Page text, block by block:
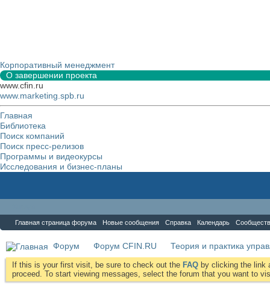
Корпоративный менеджмент
О завершении проекта
www.cfin.ru
www.marketing.spb.ru
Главная
Библиотека
Поиск компаний
Поиск пресс-релизов
Программы и видеокурсы
Исследования и бизнес-планы
Главная страница форума Новые сообщения Справка Календарь
Форум Форум CFIN.RU Теория и практика
If this is your first visit, be sure to check out the FAQ by clicking the link
proceed. To start viewing messages, select the forum that you want to